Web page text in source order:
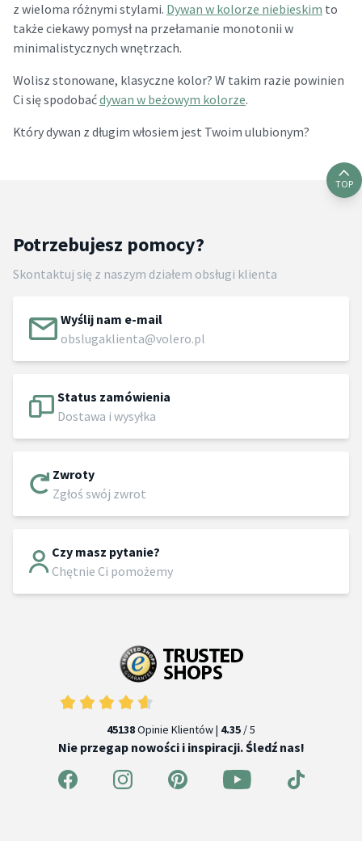
z wieloma różnymi stylami. Dywan w kolorze niebieskim to
także ciekawy pomysł na przełamanie monotonii w
minimalistycznych wnętrzach.
Wolisz stonowane, klasyczne kolor? W takim razie powinien
Ci się spodobaćdywan w beżowym kolorze.
Który dywan z długim włosiem jest Twoim ulubionym?
TOP
Potrzebujesz pomocy?
Skontaktuj się z naszym działem obsługi klienta
Wyślij nam e-mail
obslugaklienta@volero.pl
Status zamówienia
Dostawa i wysyłka
Zwroty
Zgłoś swój zwrot
Czy masz pytanie?
Chętnie Ci pomożemy
45138Opinie Klientów | 4.35 / 5
Nie przegap nowości i inspiracji. Śledź nas!